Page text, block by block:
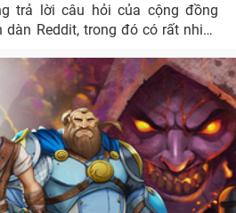
trả lời câu hỏi của cộng đồng
Reddit, trong đó có rất nhiều